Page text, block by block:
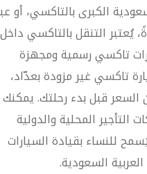
الكبرى بالتاكسي، أو
يُعتبر التنقل بالتاكسي داخل
تاكسي رسمية ومجهزة
تاكسي غير مزودة بعدّاد،
قبل بدء رحلتك. يمكنك
المحلية والدولية
للنساء بقيادة السيارات
السعودية.